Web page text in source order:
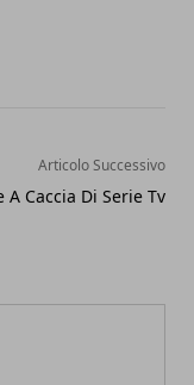
Articolo Successivo
A Caccia Di Serie Tv